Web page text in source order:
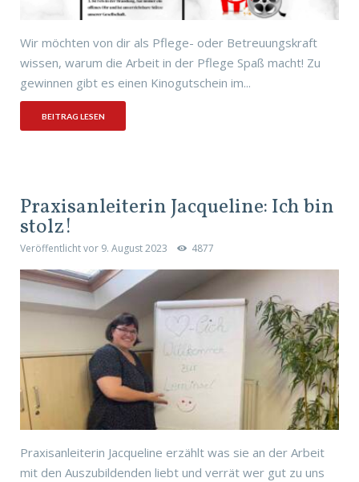
Wir möchten von dir als Pflege- oder Betreuungskraft
wissen, warum die Arbeit in der Pflege Spaß macht! Zu
gewinnen gibt es einen Kinogutschein im...
BEITRAG LESEN
Praxisanleiterin Jacqueline: Ich bin
stolz!
Veröffentlicht vor 9. August 2023 4877
Praxisanleiterin Jacqueline erzählt was sie an der Arbeit
mit den Auszubildenden liebt und verrät wer gut zu uns